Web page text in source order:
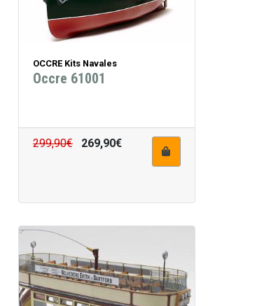
OCCRE Kits Navales
Occre 61001
299,90€ 269,90€